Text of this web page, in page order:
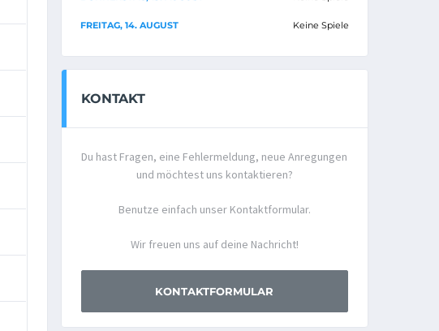
FREITAG, 14. AUGUST Keine Spiele
KONTAKT
Du hast Fragen, eine Fehlermeldung, neue Anregungen
und möchtest uns kontaktieren?
Benutze einfach unser Kontaktformular.
Wir freuen uns auf deine Nachricht!
KONTAKTFORMULAR